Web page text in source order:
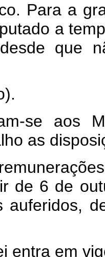
Para a
a
que
se aos
as
de 6 de
auferidos,
entra em